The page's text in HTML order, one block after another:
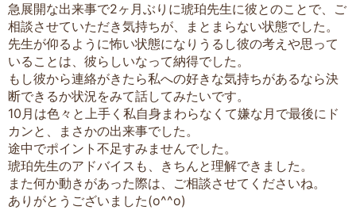
急展開な出来事で2ヶ月ぶりに琥珀先生に彼とのことで、ご
相談させていただき気持ちが、まとまらない状態でした。
先生が仰るように怖い状態になりうるし彼の考えや思って
いることは、彼らしいなって納得でした。
もし彼から連絡がきたら私への好きな気持ちがあるなら決
断できるか状況をみて話してみたいです。
10月は色々と上手く私自身まわらなくて嫌な月で最後にド
カンと、まさかの出来事でした。
途中でポイント不足すみませんでした。
琥珀先生のアドバイスも、きちんと理解できました。
また何か動きがあった際は、ご相談させてくださいね。
ありがとうございました(o^^o)